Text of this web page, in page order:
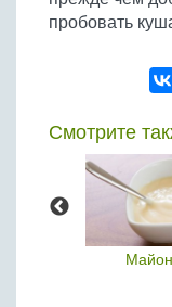
пробовать
Смотрите